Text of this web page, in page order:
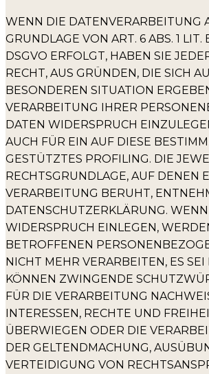
WENN DIE DATENVERARBEITUNG
GRUNDLAGE VON ART. 6 ABS. 1 LIT.
DSGVO ERFOLGT, HABEN SIE
RECHT, AUS GRÜNDEN, DIE SICH
BESONDEREN SITUATION
VERARBEITUNG IHRER
DATEN WIDERSPRUCH
AUCH FÜR EIN AUF DIESE
GESTÜTZTES PROFILING. DIE
RECHTSGRUNDLAGE, AUF DENEN
VERARBEITUNG BERUHT,
DATENSCHUTZERKLÄRUNG. WENN
WIDERSPRUCH EINLEGEN,
BETROFFENEN
NICHT MEHR VERARBEITEN, ES
KÖNNEN ZWINGENDE
FÜR DIE VERARBEITUNG
INTERESSEN, RECHTE UND
ÜBERWIEGEN ODER DIE
DER GELTENDMACHUNG,
VERTEIDIGUNG VON